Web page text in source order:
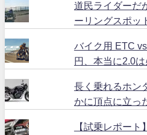
道民ライダーだ
ーリングスポッ
バイク用 ETC
円、本当に2.0
長く乗れるホン
かに頂点に立っ
【試乗レポー